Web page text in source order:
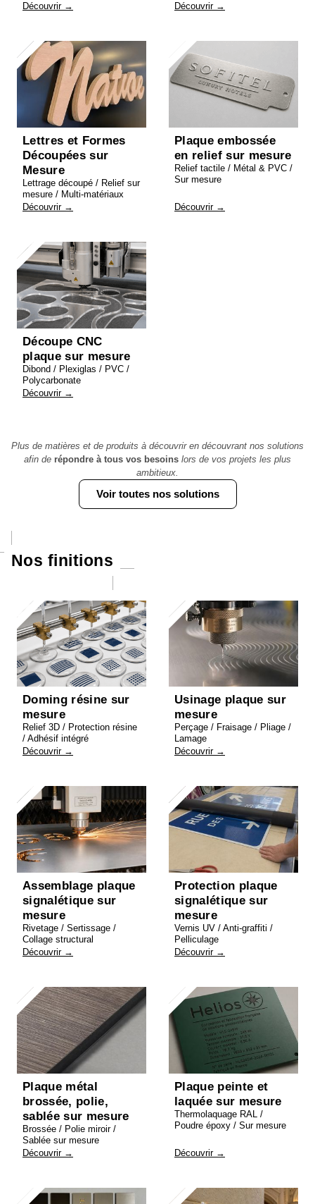
Découvrir →
Découvrir →
Lettres et Formes
Découpées sur
Mesure
Lettrage découpé / Relief sur
mesure / Multi-matériaux
Découvrir →
Plaque embossée
en relief sur mesure
Relief tactile / Métal & PVC /
Sur mesure
Découvrir →
Découpe CNC
plaque sur mesure
Dibond / Plexiglas / PVC /
Polycarbonate
Découvrir →
Plus de matières et de produits à découvrir en découvrant nos solutions
afin de répondre à tous vos besoins lors de vos projets les plus
ambitieux.
Voir toutes nos solutions
Nos finitions
Doming résine sur
mesure
Relief 3D / Protection résine
/ Adhésif intégré
Découvrir →
Usinage plaque sur
mesure
Perçage / Fraisage / Pliage /
Lamage
Découvrir →
Assemblage plaque
signalétique sur
mesure
Rivetage / Sertissage /
Collage structural
Découvrir →
Protection plaque
signalétique sur
mesure
Vernis UV / Anti-graffiti /
Pelliculage
Découvrir →
Plaque métal
brossée, polie,
sablée sur mesure
Brossée / Polie miroir /
Sablée sur mesure
Découvrir →
Plaque peinte et
laquée sur mesure
Thermolaquage RAL /
Poudre époxy / Sur mesure
Découvrir →